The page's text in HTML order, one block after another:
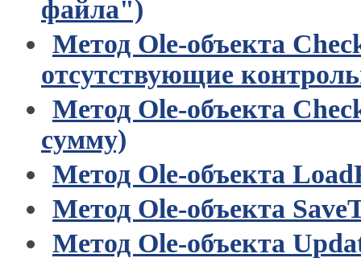
файла")
Метод Ole-объекта
отсутствующие
Метод Ole-объекта
сумму)
Метод Ole-объекта
Метод Ole-объекта
Метод Ole-объекта